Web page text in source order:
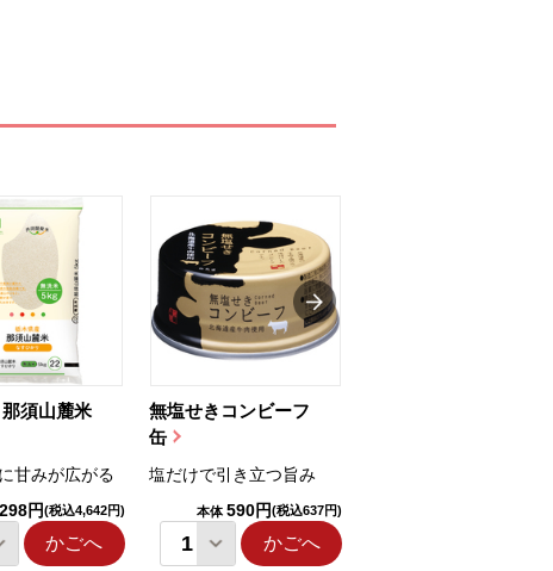
須山麓米
甘みが広がる
円(税込4,642円)
かごへ
無塩せきコンビーフ
缶
塩だけで引き立つ旨み
本体 590円(税込637円)
かごへ